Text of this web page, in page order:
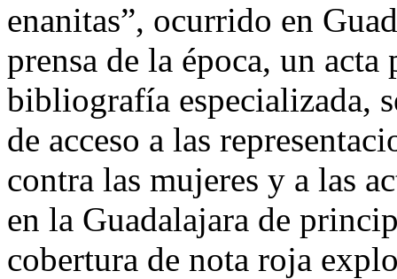
enanitas”, ocurrido en
prensa de la época, un
bibliografía especializada,
de acceso a las
contra las mujeres y a las
en la Guadalajara de
cobertura de nota roja